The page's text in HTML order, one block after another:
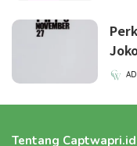
Tentang Captwapri.id